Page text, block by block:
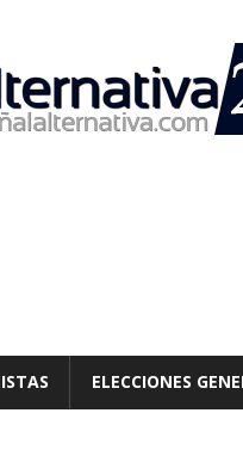
ELECCIONES